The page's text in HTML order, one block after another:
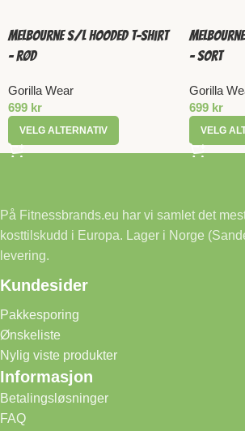
Melbourne S/L Hooded T-shirt
– Rød
Gorilla Wear
699 kr
VELG ALTERNATIV
– Sort
Gorilla
699 kr
VELG
På Fitnessbrands.eu har vi samlet det
kosttilskudd i Europa. Lager i Norge
levering.
Kundesider
Pakkesporing
Ønskeliste
Nylig viste produkter
Informasjon
Betalingsløsninger
FAQ